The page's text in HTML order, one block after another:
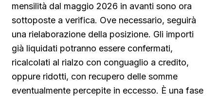
mensilità dal maggio 2026 in avanti sono ora
sottoposte a verifica. Ove necessario, seguirà
una rielaborazione della posizione. Gli importi
già liquidati potranno essere confermati,
ricalcolati al rialzo con conguaglio a credito,
oppure ridotti, con recupero delle somme
eventualmente percepite in eccesso. È una fase